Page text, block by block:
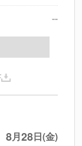
--
円
8月28日(金)